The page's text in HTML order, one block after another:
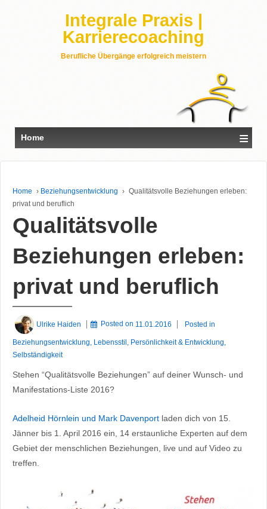
Integrale Praxis |
Karrierecoaching
Berufliche Übergänge erfolgreich meistern
Home ≡
Home › Beziehungsentwicklung › Qualitätsvolle Beziehungen erleben:
privat und beruflich
Qualitätsvolle
Beziehungen erleben:
privat und beruflich
Ulrike Haiden Posted on 11.01.2016 Posted in
Beziehungsentwicklung, Lebensstil , Persönlichkeit & Entwicklung,
Selbständigkeit
Stehen “Qualitätsvolle Beziehungen” auf deiner Wunsch- und
Manifestations-Liste 2016?
Adelheid Hörnlein und Mark Davenport laden dich von 15.
Jänner bis 1. April 2016 ein, 14 erstaunliche Experten auf dem
Gebiet der menschlichen Beziehungen, live und auf Video zu
treffen.